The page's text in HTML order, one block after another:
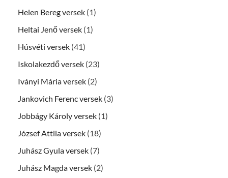
Helen Bereg versek (1)
Heltai Jenő versek (1)
Húsvéti versek (41)
Iskolakezdő versek (23)
Iványi Mária versek (2)
Jankovich Ferenc versek (3)
Jobbágy Károly versek (1)
József Attila versek (18)
Juhász Gyula versek (7)
Juhász Magda versek (2)